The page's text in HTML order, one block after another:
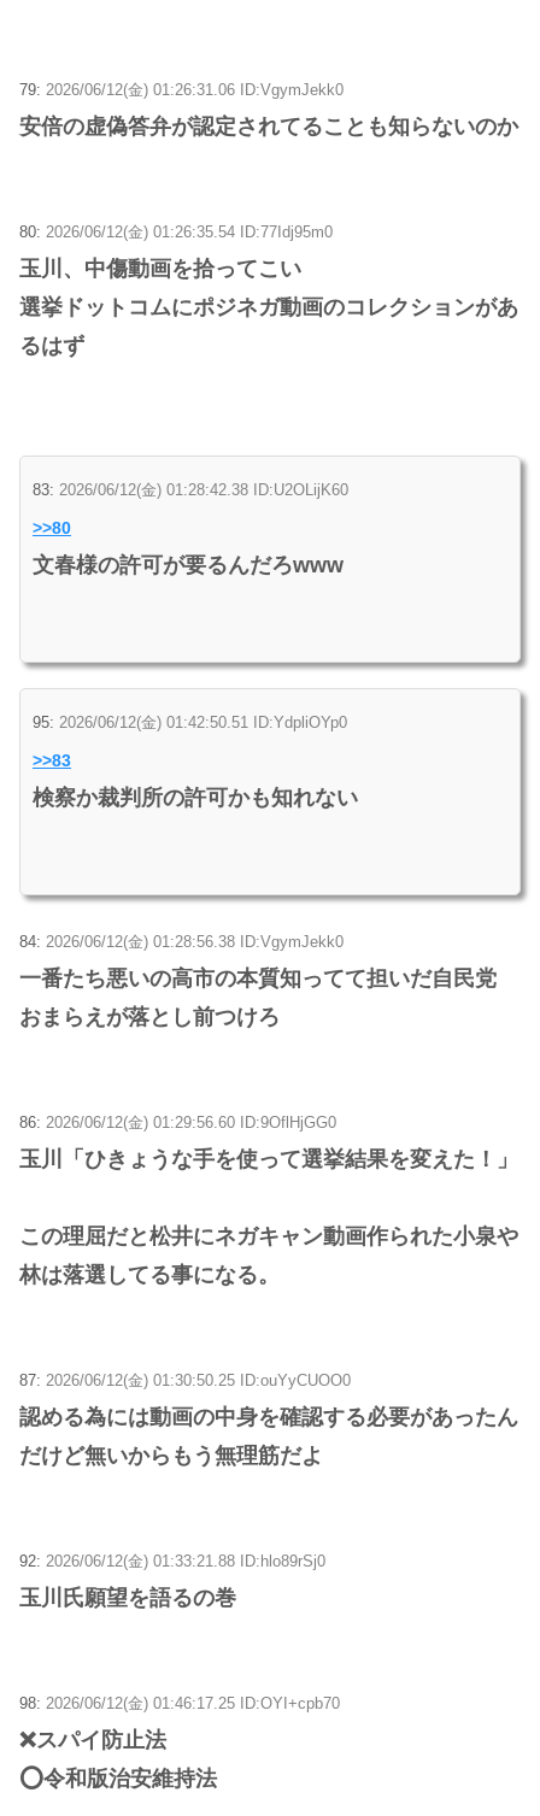
79: 2026/06/12(金) 01:26:31.06 ID:VgymJekk0
安倍の虚偽答弁が認定されてることも知らないのか
80: 2026/06/12(金) 01:26:35.54 ID:77Idj95m0
玉川、中傷動画を拾ってこい
選挙ドットコムにポジネガ動画のコレクションがあ
るはず
83: 2026/06/12(金) 01:28:42.38 ID:U2OLijK60
>>80
文春様の許可が要るんだろwww
95: 2026/06/12(金) 01:42:50.51 ID:YdpliOYp0
>>83
検察か裁判所の許可かも知れない
84: 2026/06/12(金) 01:28:56.38 ID:VgymJekk0
一番たち悪いの高市の本質知ってて担いだ自民党
おまらえが落とし前つけろ
86: 2026/06/12(金) 01:29:56.60 ID:9OflHjGG0
玉川「ひきょうな手を使って選挙結果を変えた！」
この理屈だと松井にネガキャン動画作られた小泉や
林は落選してる事になる。
87: 2026/06/12(金) 01:30:50.25 ID:ouYyCUOO0
認める為には動画の中身を確認する必要があったん
だけど無いからもう無理筋だよ
92: 2026/06/12(金) 01:33:21.88 ID:hlo89rSj0
玉川氏願望を語るの巻
98: 2026/06/12(金) 01:46:17.25 ID:OYI+cpb70
❌スパイ防止法
⭕令和版治安維持法